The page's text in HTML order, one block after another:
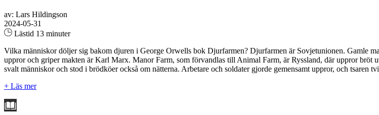
av: Lars Hildingson
2024-05-31
Lästid 13 minuter
Vilka människor döljer sig bakom djuren i George Orwells bok Djurfarmen? Djurfarmen är Sovjetunionen. Gamle
uppror och griper makten är Karl Marx. Manor Farm, som förvandlas till Animal Farm, är Ryssland, där uppror bröt
svalt människor och stod i brödköer också om nätterna. Arbetare och soldater gjorde gemensamt uppror, och tsaren
+ Läs mer